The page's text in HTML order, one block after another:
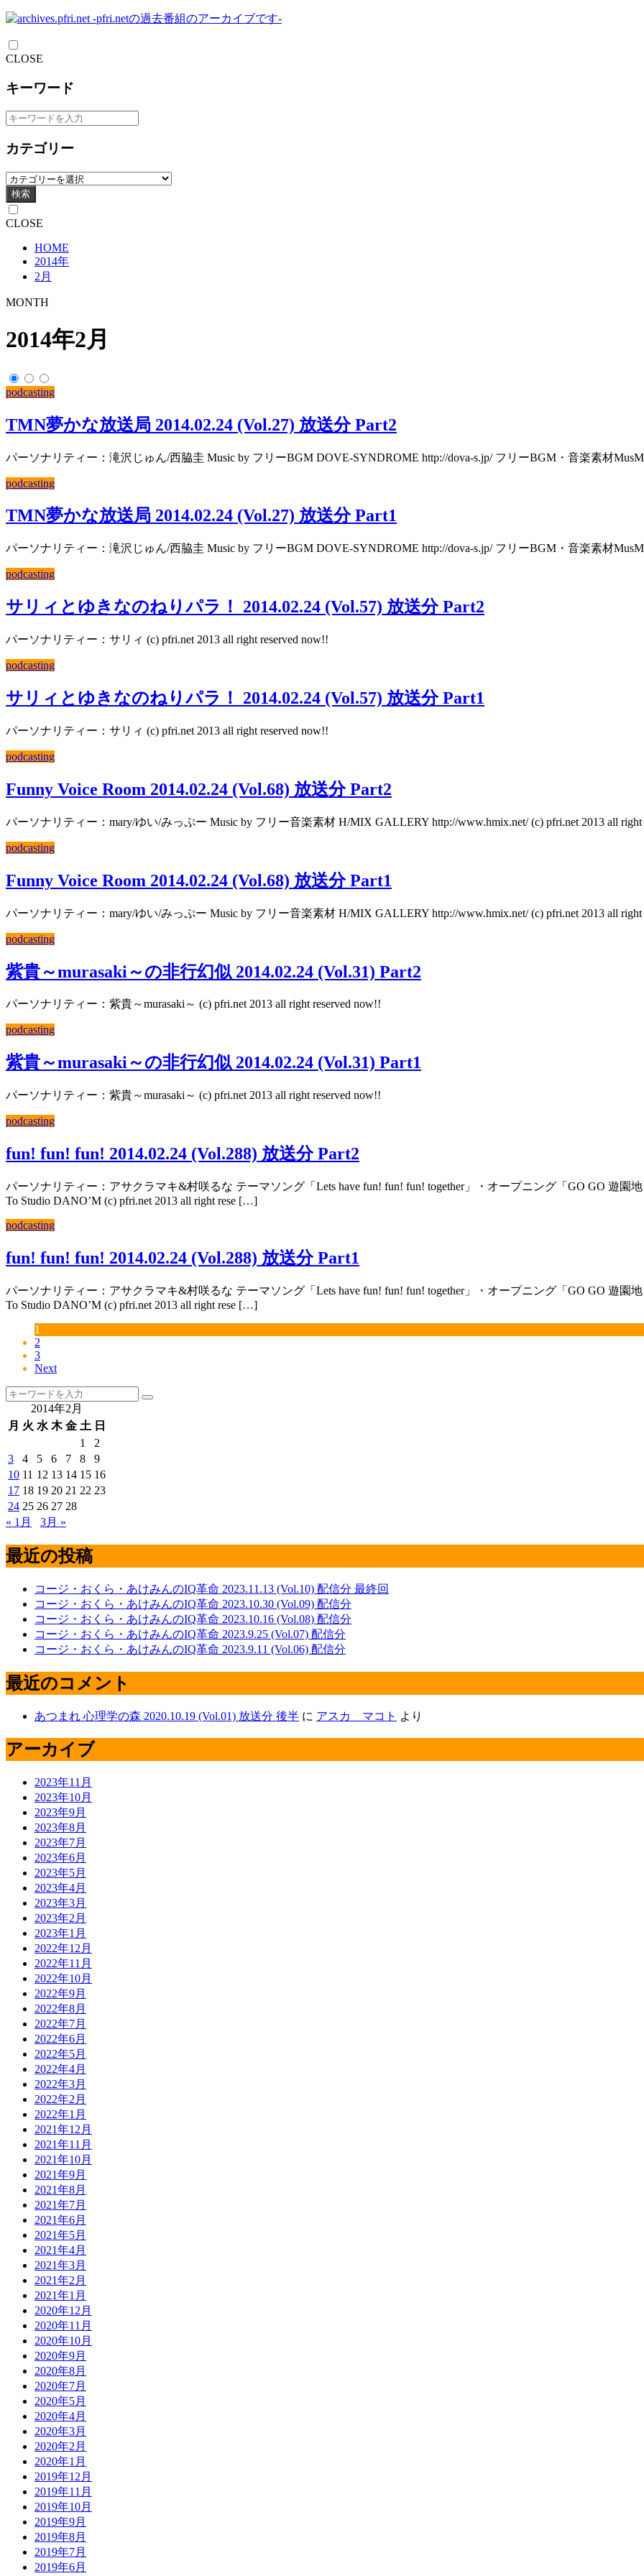
CLOSE
キーワード
カテゴリー
検索
CLOSE
HOME
2014年
2月
MONTH
2014年2月
podcasting
TMN夢かな放送局 2014.02.24 (Vol.27) 放送分 Part2
パーソナリティー：滝沢じゅん/西脇圭 Music by フリーBGM DOVE-SYNDROME http://dova-s.jp/ フリーBGM・音楽素材
podcasting
TMN夢かな放送局 2014.02.24 (Vol.27) 放送分 Part1
パーソナリティー：滝沢じゅん/西脇圭 Music by フリーBGM DOVE-SYNDROME http://dova-s.jp/ フリーBGM・音楽素材
podcasting
サリィとゆきなのねりパラ！ 2014.02.24 (Vol.57) 放送分 Part2
パーソナリティー：サリィ (c) pfri.net 2013 all right reserved now!!
podcasting
サリィとゆきなのねりパラ！ 2014.02.24 (Vol.57) 放送分 Part1
パーソナリティー：サリィ (c) pfri.net 2013 all right reserved now!!
podcasting
Funny Voice Room 2014.02.24 (Vol.68) 放送分 Part2
パーソナリティー：mary/ゆい/みっぷー Music by フリー音楽素材 H/MIX GALLERY http://www.hmix.net/ (c) pfri.net 2013 all right
podcasting
Funny Voice Room 2014.02.24 (Vol.68) 放送分 Part1
パーソナリティー：mary/ゆい/みっぷー Music by フリー音楽素材 H/MIX GALLERY http://www.hmix.net/ (c) pfri.net 2013 all right
podcasting
紫貴～murasaki～の非行幻似 2014.02.24 (Vol.31) Part2
パーソナリティー：紫貴～murasaki～ (c) pfri.net 2013 all right reserved now!!
podcasting
紫貴～murasaki～の非行幻似 2014.02.24 (Vol.31) Part1
パーソナリティー：紫貴～murasaki～ (c) pfri.net 2013 all right reserved now!!
podcasting
fun! fun! fun! 2014.02.24 (Vol.288) 放送分 Part2
パーソナリティー：アサクラマキ&村咲るな テーマソング「Lets have fun! fun! fun! together」・オープニング「GO GO 遊園地
To Studio DANO’M (c) pfri.net 2013 all right rese […]
podcasting
fun! fun! fun! 2014.02.24 (Vol.288) 放送分 Part1
パーソナリティー：アサクラマキ&村咲るな テーマソング「Lets have fun! fun! fun! together」・オープニング「GO GO 遊園地
To Studio DANO’M (c) pfri.net 2013 all right rese […]
1
2
3
Next
2014年2月
月 火 水 木 金 土 日
1
2
3
4 5 6 7 8
9
10 11 12 13 14 15 16
17 18 19 20 21 22 23
24 25 26 27 28
« 1月
3月 »
最近の投稿
コージ・おくら・あけみんのIQ革命 2023.11.13 (Vol.10) 配信分 最終回
コージ・おくら・あけみんのIQ革命 2023.10.30 (Vol.09) 配信分
コージ・おくら・あけみんのIQ革命 2023.10.16 (Vol.08) 配信分
コージ・おくら・あけみんのIQ革命 2023.9.25 (Vol.07) 配信分
コージ・おくら・あけみんのIQ革命 2023.9.11 (Vol.06) 配信分
最近のコメント
あつまれ 心理学の森 2020.10.19 (Vol.01) 放送分 後半 に アスカ マコト より
アーカイブ
2023年11月
2023年10月
2023年9月
2023年8月
2023年7月
2023年6月
2023年5月
2023年4月
2023年3月
2023年2月
2023年1月
2022年12月
2022年11月
2022年10月
2022年9月
2022年8月
2022年7月
2022年6月
2022年5月
2022年4月
2022年3月
2022年2月
2022年1月
2021年12月
2021年11月
2021年10月
2021年9月
2021年8月
2021年7月
2021年6月
2021年5月
2021年4月
2021年3月
2021年2月
2021年1月
2020年12月
2020年11月
2020年10月
2020年9月
2020年8月
2020年7月
2020年5月
2020年4月
2020年3月
2020年2月
2020年1月
2019年12月
2019年11月
2019年10月
2019年9月
2019年8月
2019年7月
2019年6月